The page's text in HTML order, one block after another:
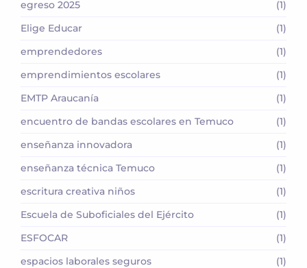
egreso 2025
(1)
Elige Educar
(1)
emprendedores
(1)
emprendimientos escolares
(1)
EMTP Araucanía
(1)
encuentro de bandas escolares en Temuco
(1)
enseñanza innovadora
(1)
enseñanza técnica Temuco
(1)
escritura creativa niños
(1)
Escuela de Suboficiales del Ejército
(1)
ESFOCAR
(1)
espacios laborales seguros
(1)